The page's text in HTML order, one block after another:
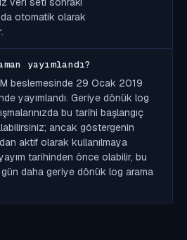
otomatik olarak
yayımlandı?
beslemesinde 29 Ocak 2019
yayımlandı. Geriye dönük log
bu tarihi başlangıç
ancak göstergenin
aktif olarak kullanılmaya
tarihinden önce olabilir, bu
daha geriye dönük log arama